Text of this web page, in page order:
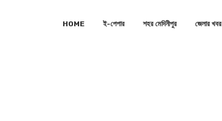
HOME ই-পেপার শহর মেদিনীপুর জেলার খবর